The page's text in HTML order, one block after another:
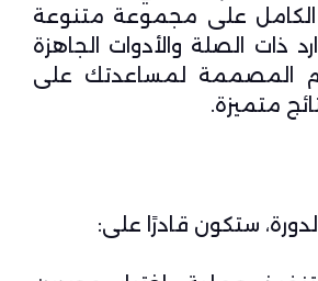
الكامل على مجموعة متنوعة
ذات الصلة والأدوات الجاهزة
المصممة لمساعدتك على
متميزة.
ستكون قادرًا على: